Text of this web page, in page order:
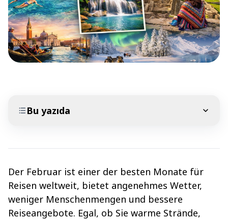
Bu yazıda
Der Februar ist einer der besten Monate für
Reisen weltweit, bietet angenehmes Wetter,
weniger Menschenmengen und bessere
Reiseangebote. Egal, ob Sie warme Strände,